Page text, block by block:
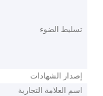
تسليط الضوء
إصدار الشهادات
اسم العلامة التجارية